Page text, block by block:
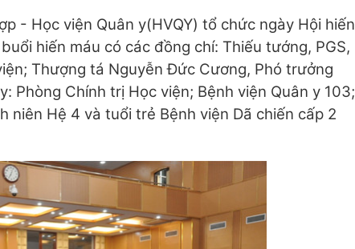
- Học viện Quân y(HVQY) tổ chức ngày Hội hiến
hiến máu có các đồng chí: Thiếu tướng, PGS,
Thượng tá Nguyễn Đức Cương, Phó trưởng
Phòng Chính trị Học viện; Bệnh viện Quân y 103;
niên Hệ 4 và tuổi trẻ Bệnh viện Dã chiến cấp 2